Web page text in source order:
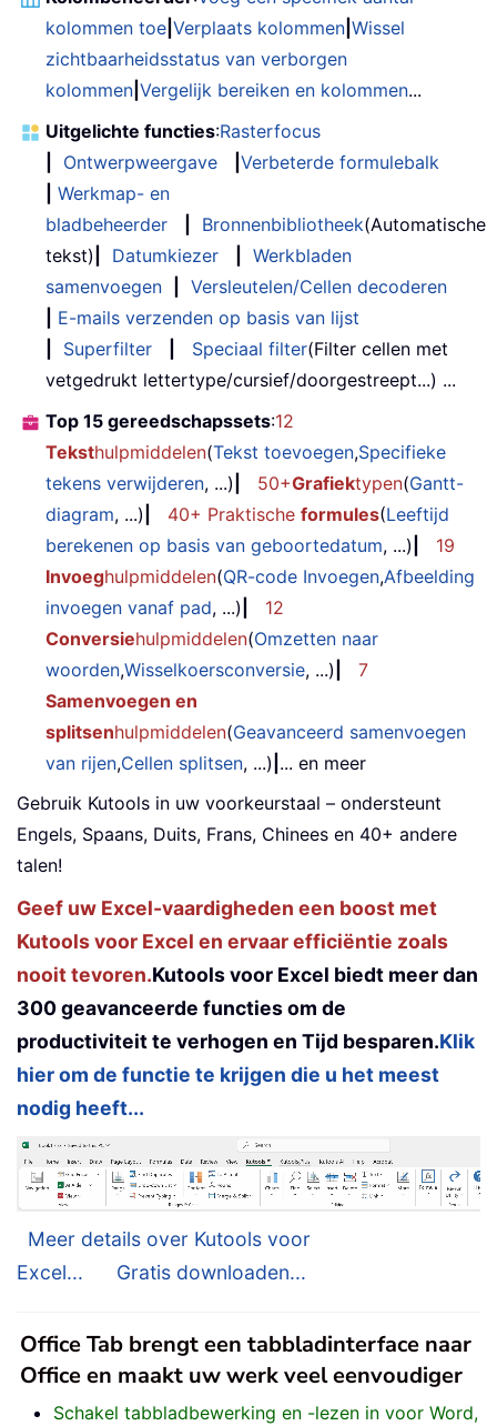
kolommen toe Verplaats kolommen Wissel
zichtbaarheidsstatus van verborgen
kolommen Vergelijk bereiken en kolommen...
Uitgelichte functies:Rasterfocus
Ontwerpweergave
Verbeterde formulebalk
Werkmap- en
bladbeheerder
Bronnenbibliotheek(Automatische
tekst)
Datumkiezer
Werkbladen
samenvoegen
Versleutelen/Cellen decoderen
E-mails verzenden op basis van lijst
Superfilter Speciaal filter(Filter cellen met
vetgedrukt lettertype/cursief/doorgestreept...) ...
Top 15 gereedschapssets:12
Teksthulpmiddelen(Tekst toevoegen,Specifieke
tekens verwijderen, ...) 50+Grafiektypen(Gantt-
diagram, ...) 40+ Praktische formules(Leeftijd
berekenen op basis van geboortedatum, ...)
19
Invoeghulpmiddelen(QR-code Invoegen,Afbeelding
invoegen vanaf pad, ...)
12
Conversiehulpmiddelen(Omzetten naar
woorden,Wisselkoersconversie, ...)
7
Samenvoegen en
splitsenhulpmiddelen(Geavanceerd samenvoegen
van rijen,Cellen splitsen, ...) ... en meer
Gebruik Kutools in uw voorkeurstaal – ondersteunt
Engels, Spaans, Duits, Frans, Chinees en 40+ andere
talen!
Geef uw Excel-vaardigheden een boost met
Kutools voor Excel en ervaar efficiëntie zoals
nooit tevoren.Kutools voor Excel biedt meer dan
300 geavanceerde functies om de
productiviteit te verhogen en Tijd besparen.Klik
hier om de functie te krijgen die u het meest
nodig heeft...
Meer details over Kutools voor
Excel...
Gratis downloaden...
Office Tab brengt een tabbladinterface naar
Office en maakt uw werk veel eenvoudiger
Schakel tabbladbewerking en -lezen in voor Word,